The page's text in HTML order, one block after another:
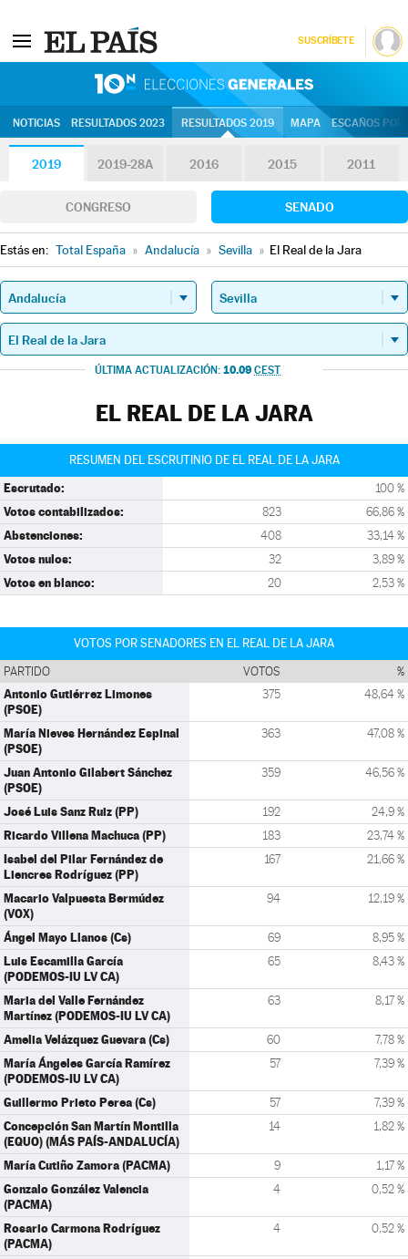
SUSCRÍBETE
NOTICIAS RESULTADOS 2023 RESULTADOS 2019 MAPA ESCAÑOS
2019 2019-28A 2016 2015 2011
CONGRESO SENADO
Estás en: Total España » Andalucía » Sevilla » El Real de la Jara
ÚLTIMA ACTUALIZACIÓN: 10.09 CEST
EL REAL DE LA JARA
RESUMEN DEL ESCRUTINIO DE EL REAL DE LA JARA
Escrutado: 100 %
Votos contabilizados: 823 66,86 %
Abstenciones: 408 33,14 %
Votos nulos: 32 3,89 %
Votos en blanco: 20 2,53 %
VOTOS POR SENADORES EN EL REAL DE LA JARA
PARTIDO VOTOS %
Antonio Gutiérrez Limones
(PSOE)
375 48,64 %
María Nieves Hernández Espinal
(PSOE)
363 47,08 %
Juan Antonio Gilabert Sánchez
(PSOE)
359 46,56 %
José Luis Sanz Ruiz (PP) 192 24,9 %
Ricardo Villena Machuca (PP) 183 23,74 %
Isabel del Pilar Fernández de
Liencres Rodríguez (PP)
167 21,66 %
Macario Valpuesta Bermúdez
(VOX)
94 12,19 %
Ángel Mayo Llanos (Cs) 69 8,95 %
Luis Escamilla García
(PODEMOS-IU LV CA)
65 8,43 %
Maria del Valle Fernández
Martínez (PODEMOS-IU LV CA)
63 8,17 %
Amelia Velázquez Guevara (Cs) 60 7,78 %
María Ángeles García Ramírez
(PODEMOS-IU LV CA)
57 7,39 %
Guillermo Prieto Perea (Cs) 57 7,39 %
Concepción San Martín Montilla
(EQUO) (MÁS PAÍS-ANDALUCÍA)
14 1,82 %
María Cutiño Zamora (PACMA) 9 1,17 %
Gonzalo González Valencia
(PACMA)
4 0,52 %
Rosario Carmona Rodríguez
(PACMA)
4 0,52 %